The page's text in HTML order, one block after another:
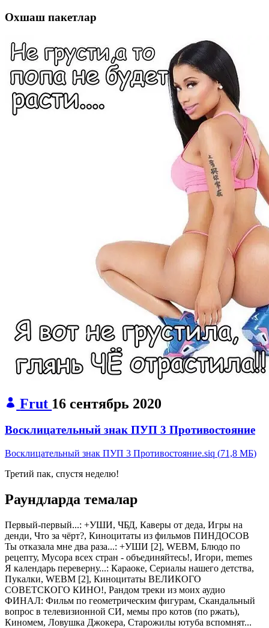
Охшаш пакетлар
Frut 16 сентябрь 2020
Восклицательный знак ПУП 3 Противостояние
Восклицательный знак ПУП 3 Противостояние.siq (71,8 МБ)
Третий пак, спустя неделю!
Раундларда темалар
Первый-первый...: +УШИ, ЧБД, Каверы от деда, Игры на
денди, Что за чёрт?, Киноцитаты из фильмов ПИНДОСОВ
Ты отказала мне два раза...: +УШИ [2], WEBM, Блюдо по
рецепту, Мусора всех стран - объединяйтесь!, Игори, memes
Я календарь переверну...: Караоке, Сериалы нашего детства,
Пукалки, WEBM [2], Киноцитаты ВЕЛИКОГО
СОВЕТСКОГО КИНО!, Рандом треки из моих аудио
ФИНАЛ: Фильм по геометрическим фигурам, Скандальный
вопрос в телевизионной СИ, мемы про котов (по ржать),
Киномем, Ловушка Джокера, Старожилы ютуба вспомнят...